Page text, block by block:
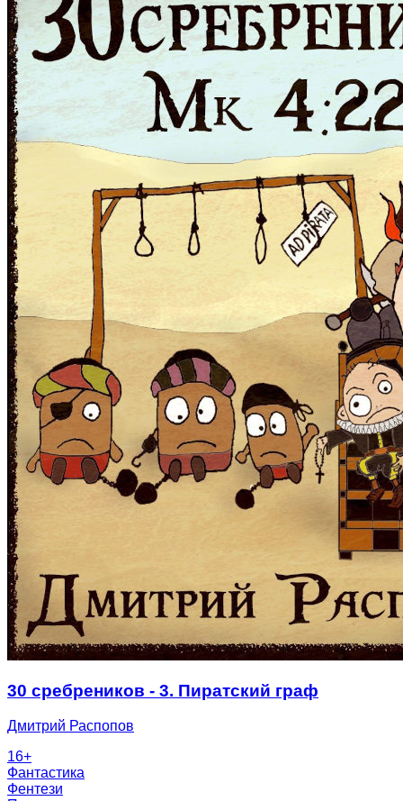
30 сребреников - 3. Пиратский граф
Дмитрий Распопов
16+
Фантастика
Фентези